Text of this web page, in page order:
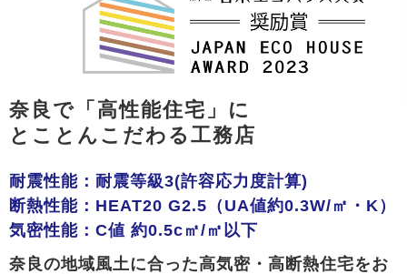
奈良で「高性能住宅」に
とことんこだわる工務店
耐震性能：耐震等級3(許容応力度計算)
断熱性能：HEAT20 G2.5（UA値約0.3W/㎡・K）
気密性能：C値 約0.5c㎡/㎡以下
奈良の地域風土に合った高気密・高断熱住宅をお